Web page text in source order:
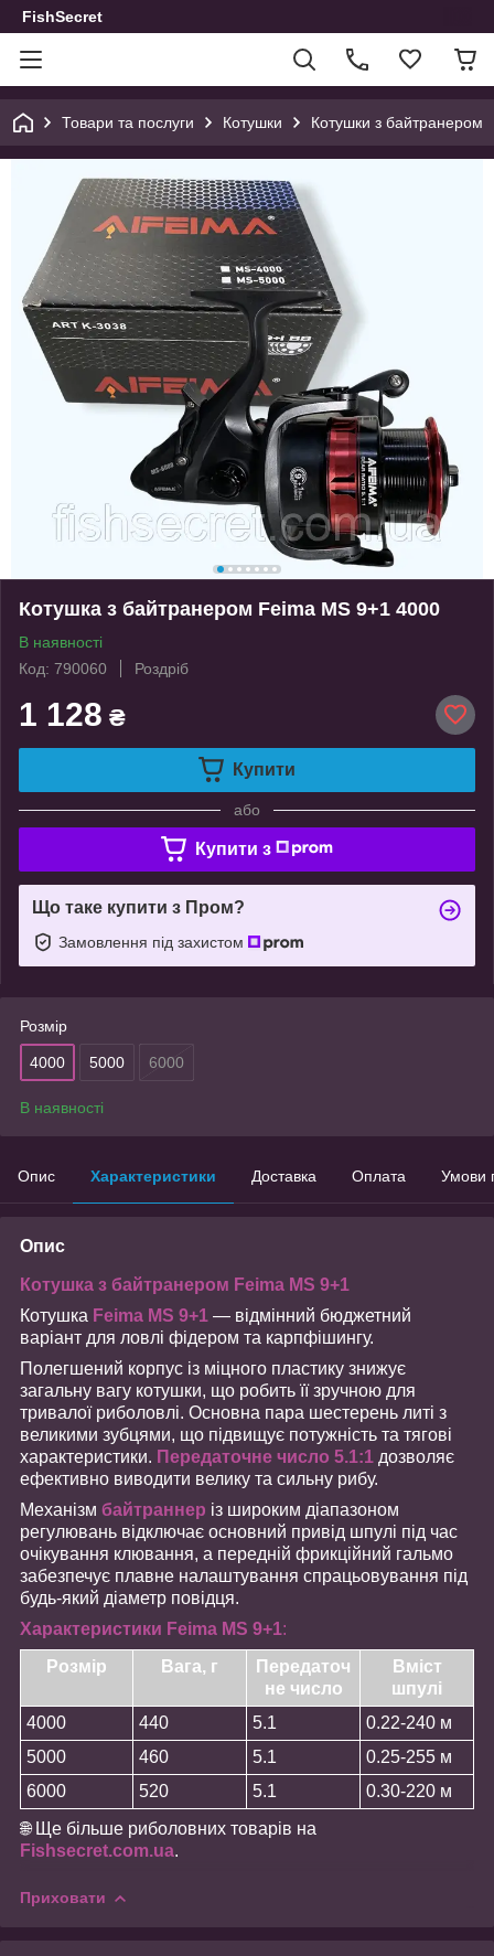
FishSecret
Товари та послуги Котушки Котушки з байтранером
Котушка з байтранером Feima MS 9+1 4000
В наявності
Код: 790060
Роздріб
1 128 ₴
Купити
або
Купити з
Що таке купити з Пром?
Замовлення під захистом
Розмір
4000 5000 6000
В наявності
Опис Характеристики Доставка Оплата Умови
Опис
Котушка з байтранером Feima MS 9+1
Котушка Feima MS 9+1 — відмінний бюджетний
варіант для ловлі фідером та карпфішингу.
Полегшений корпус із міцного пластику знижує
загальну вагу котушки, що робить її зручною для
тривалої риболовлі. Основна пара шестерень литі з
великими зубцями, що підвищує потужність та тягові
характеристики. Передаточне число 5.1:1 дозволяє
ефективно виводити велику та сильну рибу.
Механізм байтраннер із широким діапазоном
регулювань відключає основний привід шпулі під час
очікування клювання, а передній фрикційний гальмо
забезпечує плавне налаштування спрацьовування під
будь-який діаметр повідця.
Характеристики Feima MS 9+1:
Розмір
Вага, г
Передаточ
не число
Вміст
шпулі
4000
440 5.1
0.22-240 м
5000
460 5.1
0.25-255 м
6000
520 5.1
0.30-220 м
🌐 Ще більше риболовних товарів на
Fishsecret.com.ua.
Приховати